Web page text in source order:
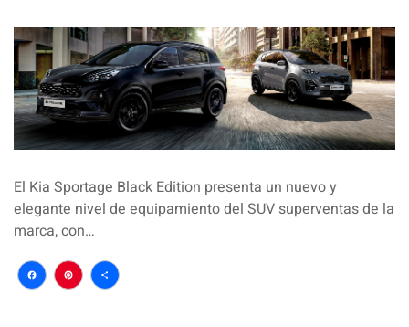
El Kia Sportage Black Edition presenta un nuevo y
elegante nivel de equipamiento del SUV superventas de la
marca, con…
Facebook
Pinterest
Compartir